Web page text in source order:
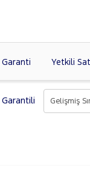
Garanti Yetkili
Garantili